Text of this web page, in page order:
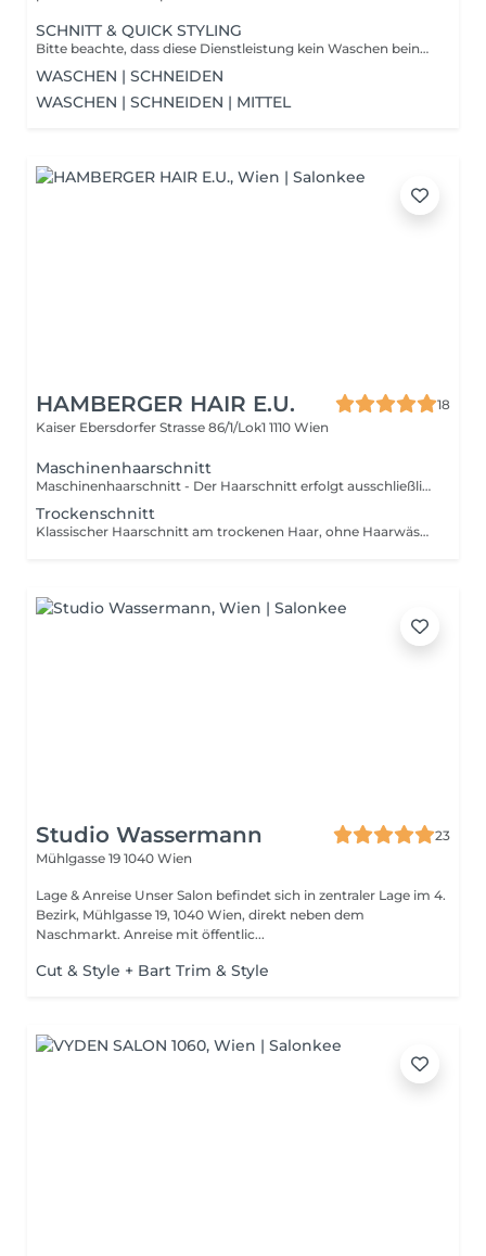
SCHNITT & QUICK STYLING
Bitte beachte, dass diese Dienstleistung kein Waschen beinhaltete. Bitte wasche deine Haare vor deinem Termin andernfalls berechnen wir das waschen vor Ort.
WASCHEN | SCHNEIDEN
WASCHEN | SCHNEIDEN | MITTEL
HAMBERGER HAIR E.U.
18
Kaiser Ebersdorfer Strasse 86/1/Lok1 1110 Wien
Maschinenhaarschnitt
Maschinenhaarschnitt - Der Haarschnitt erfolgt ausschließlich mit der Maschine, ohne Schere oder zusätzliche Techniken.
Trockenschnitt
Klassischer Haarschnitt am trockenen Haar, ohne Haarwäsche.
Studio Wassermann
23
Mühlgasse 19 1040 Wien
Lage & Anreise Unser Salon befindet sich in zentraler Lage im 4.
Bezirk, Mühlgasse 19, 1040 Wien, direkt neben dem
Naschmarkt. Anreise mit öffentlic...
Cut & Style + Bart Trim & Style